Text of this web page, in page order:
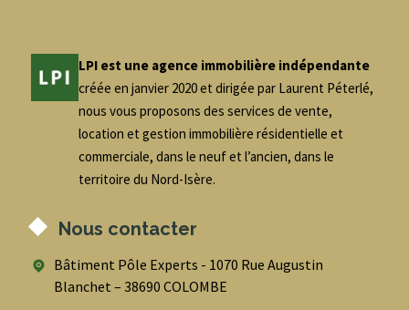
LPI est une agence immobilière indépendante
créée en janvier 2020 et dirigée par Laurent Péterlé,
nous vous proposons des services de vente,
location et gestion immobilière résidentielle et
commerciale, dans le neuf et l’ancien, dans le
territoire du Nord-Isère.
Nous contacter
Bâtiment Pôle Experts - 1070 Rue Augustin
Blanchet – 38690 COLOMBE